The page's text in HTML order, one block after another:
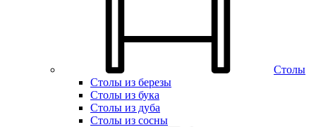
Столы
Столы из березы
Столы из бука
Столы из дуба
Столы из сосны